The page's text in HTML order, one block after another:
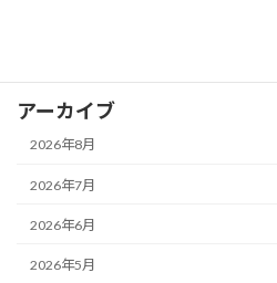
アーカイブ
2026年8月
2026年7月
2026年6月
2026年5月